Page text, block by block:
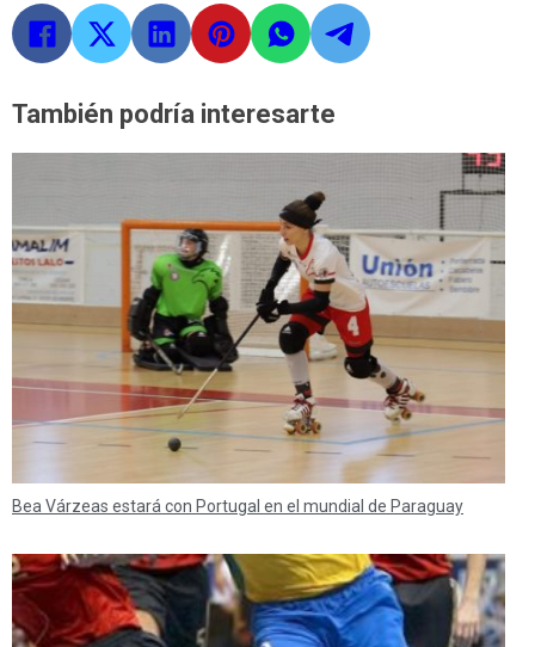
También podría interesarte
Bea Várzeas estará con Portugal en el mundial de Paraguay